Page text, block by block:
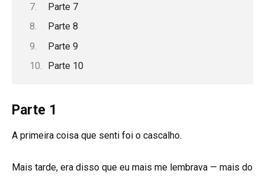
Parte 7
Parte 8
Parte 9
Parte 10
Parte 1
A primeira coisa que senti foi o cascalho.
Mais tarde, era disso que eu mais me lembrava — mais do